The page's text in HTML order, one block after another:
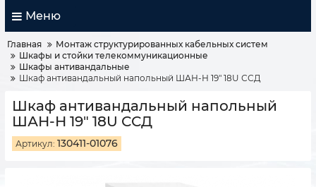
Меню
Главная
Монтаж структурированных кабельных систем
Шкафы и стойки телекоммуникационные
Шкафы антивандальные
Шкаф антивандальный напольный ШАН-Н 19" 18U ССД
Шкаф антивандальный напольный
ШАН-Н 19" 18U ССД
Артикул: 130411-01076